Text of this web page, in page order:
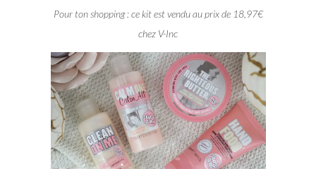
Pour ton shopping : ce kit est vendu au prix de 18,97€
chez V-Inc